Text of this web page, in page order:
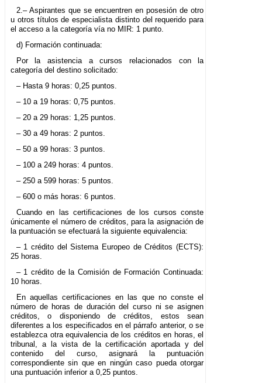
2.– Aspirantes que se encuentren en posesión de otro
u otros títulos de especialista distinto del requerido para
el acceso a la categoría vía no MIR: 1 punto.
d) Formación continuada:
Por la asistencia a cursos relacionados con la
categoría del destino solicitado:
– Hasta 9 horas: 0,25 puntos.
– 10 a 19 horas: 0,75 puntos.
– 20 a 29 horas: 1,25 puntos.
– 30 a 49 horas: 2 puntos.
– 50 a 99 horas: 3 puntos.
– 100 a 249 horas: 4 puntos.
– 250 a 599 horas: 5 puntos.
– 600 o más horas: 6 puntos.
Cuando en las certificaciones de los cursos conste
únicamente el número de créditos, para la asignación de
la puntuación se efectuará la siguiente equivalencia:
– 1 crédito del Sistema Europeo de Créditos (ECTS):
25 horas.
– 1 crédito de la Comisión de Formación Continuada:
10 horas.
En aquellas certificaciones en las que no conste el
número de horas de duración del curso ni se asignen
créditos, o disponiendo de créditos, estos sean
diferentes a los especificados en el párrafo anterior, o se
establezca otra equivalencia de los créditos en horas, el
tribunal, a la vista de la certificación aportada y del
contenido del curso, asignará la puntuación
correspondiente sin que en ningún caso pueda otorgar
una puntuación inferior a 0,25 puntos.